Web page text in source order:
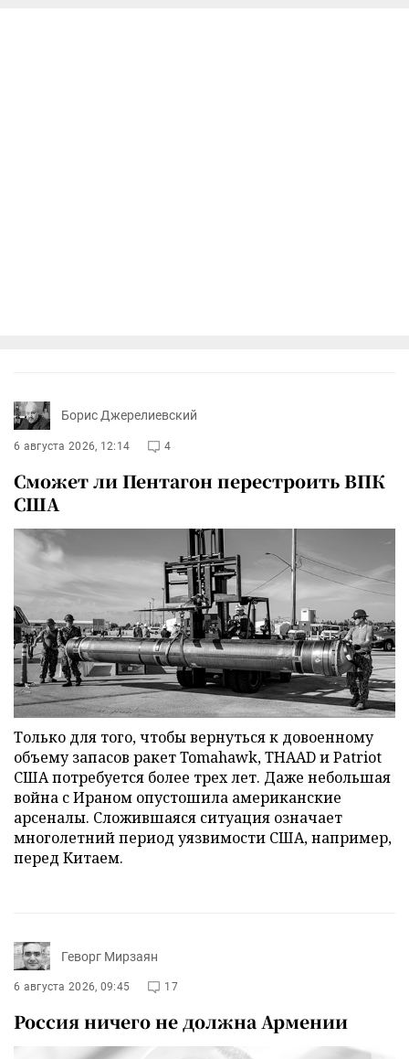
Борис Джерелиевский
6 августа 2026, 12:14 4
Сможет ли Пентагон перестроить ВПК
США
Только для того, чтобы вернуться к довоенному
объему запасов ракет Tomahawk, THAAD и Patriot
США потребуется более трех лет. Даже небольшая
война с Ираном опустошила американские
арсеналы. Сложившаяся ситуация означает
многолетний период уязвимости США, например,
перед Китаем.
Геворг Мирзаян
6 августа 2026, 09:45 17
Россия ничего не должна Армении